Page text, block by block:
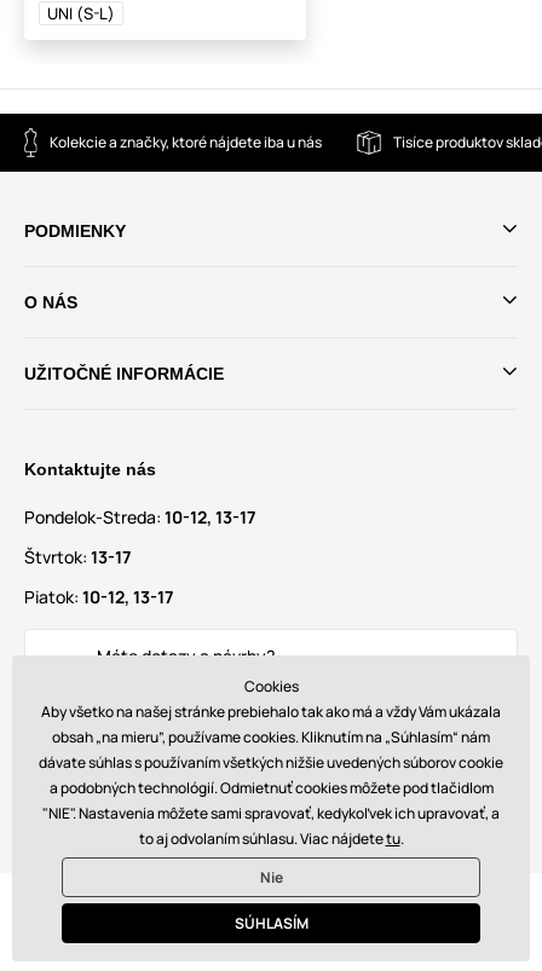
UNI (S-L)
Kolekcie a značky, ktoré nájdete iba u nás Tisíce produktov
PODMIENKY
O NÁS
UŽITOČNÉ INFORMÁCIE
Kontaktujte nás
Pondelok-Streda: 10-12, 13-17
Štvrtok: 13-17
Piatok: 10-12, 13-17
Máte dotazy a návrhy?
info@glamadise.sk
Nájdete nás tiež na
© 2026 www.glamadise.sk. Technicky zaisťujeSimplia s.r.o.
€ - SK
Cookies
Aby všetko na našej stránke prebiehalo tak ako má a vždy Vám ukázala
obsah „na mieru”, používame cookies. Kliknutím na „Súhlasím“ nám
dávate súhlas s používaním všetkých nižšie uvedených súborov cookie
a podobných technológií. Odmietnuť cookies môžete pod tlačidlom
"NIE". Nastavenia môžete sami spravovať, kedykoľvek ich upravovať, a
to aj odvolaním súhlasu. Viac nájdetetu.
Nie
SÚHLASÍM